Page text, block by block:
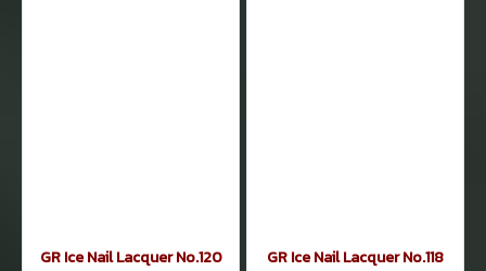
GR Ice Nail Lacquer No.120 GR Ice Nail Lacquer No.118